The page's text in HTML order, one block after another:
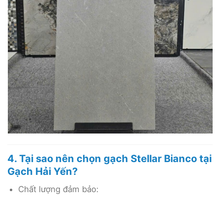
4. Tại sao nên chọn gạch Stellar Bianco tại
Gạch Hải Yến?
Chất lượng đảm bảo: